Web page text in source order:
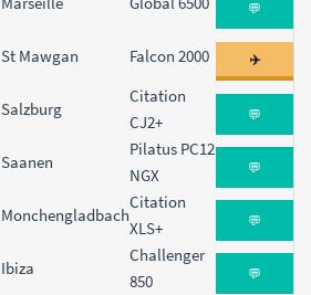
💬
St Mawgan Falcon 2000 ✈️
Salzburg
Citation
CJ2+
💬
Saanen
Pilatus PC12
NGX
💬
Monchengladbach
Citation
XLS+
💬
Ibiza
Challenger
850
💬